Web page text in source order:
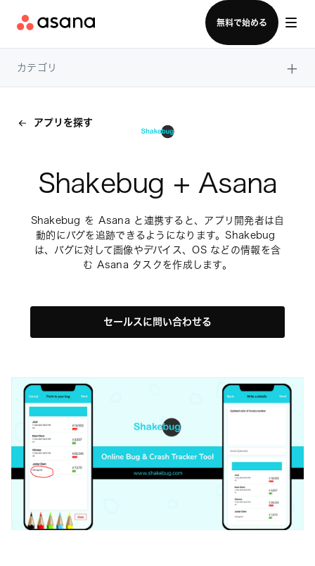
無料で始める
セールスチームに問い合わせる
カテゴリ ×
アプリを探す
Shakebug + Asana
Shakebug を Asana と連携すると、アプリ開発者は自
動的にバグを追跡できるようになります。Shakebug
は、バグに対して画像やデバイス、OS などの情報を含
む Asana タスクを作成します。
セールスに問い合わせる